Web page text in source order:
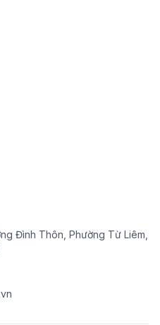
Đình Thôn, Phường Từ Liêm,